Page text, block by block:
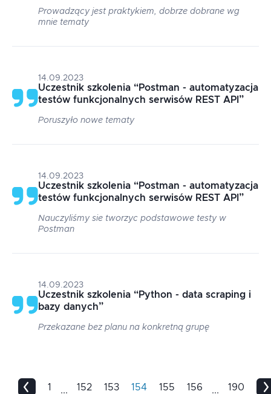
Prowadzący jest praktykiem, dobrze dobrane wg
mnie tematy
14.09.2023
Uczestnik szkolenia “Postman - automatyzacja
testów funkcjonalnych serwisów REST API ”
Poruszyło nowe tematy
14.09.2023
Uczestnik szkolenia “Postman - automatyzacja
testów funkcjonalnych serwisów REST API ”
Nauczyliśmy sie tworzyc podstawowe testy w
Postman
14.09.2023
Uczestnik szkolenia “Python - data scraping i
bazy danych”
Przekazane bez planu na konkretną grupę
1 ... 152 153 154 155 156 ... 190